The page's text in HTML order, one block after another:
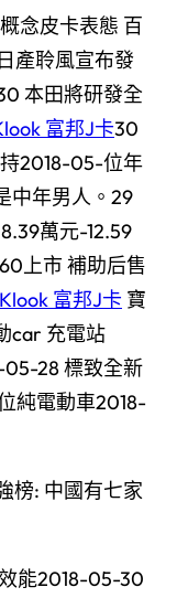
念皮卡表態 百
產聆風宣布發
本田將研發全
富邦J卡30
2018-05-位年
中年男人。29
萬元-12.59
上市 補助后售
Klook 富邦J卡 寶
car 充電站
05-28 標致全新
純電動車2018-
榜: 中國有七家
能2018-05-30